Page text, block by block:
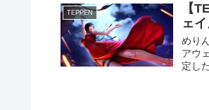
TEPPEN
【
ェイ
めり
アウ
定し